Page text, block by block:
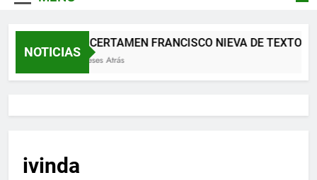
NOTICIAS
XII CERTAMEN FRANCISCO NIEVA DE TEXTOS
2 Meses Atrás
ivinda